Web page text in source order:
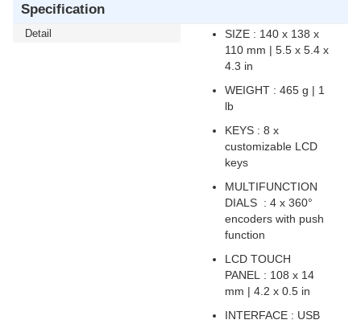
Specification
Detail
SIZE : 140 x 138 x
110 mm | 5.5 x 5.4 x
4.3 in
WEIGHT : 465 g | 1
lb
KEYS : 8 x
customizable LCD
keys
MULTIFUNCTION
DIALS : 4 x 360°
encoders with push
function
LCD TOUCH
PANEL : 108 x 14
mm | 4.2 x 0.5 in
INTERFACE : USB